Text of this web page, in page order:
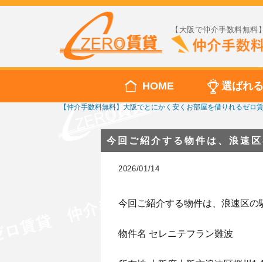
【大阪で仲介手数料無
HOME 選ばれ
【仲介手数料無料】大阪でとにかく安くお部屋を借りれるゼロ
今回ご紹介する物件は、浪速
2026/01/14
今回ご紹介する物件は、浪速区の
物件名 セレニテフラン難波